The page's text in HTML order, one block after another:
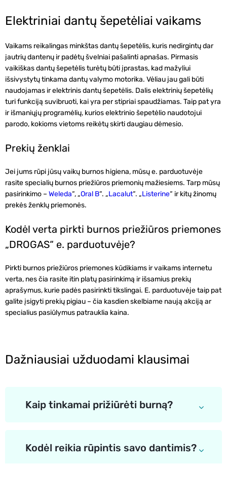
Elektriniai dantų šepetėliai vaikams
Vaikams reikalingas minkštas dantų šepetėlis, kuris nedirgintų dar
jautrių dantenų ir padėtų švelniai pašalinti apnašas. Pirmasis
vaikiškas dantų šepetėlis turėtų būti įprastas, kad mažyliui
išsivystytų tinkama dantų valymo motorika. Vėliau jau gali būti
naudojamas ir elektrinis dantų šepetėlis. Dalis elektrinių šepetėlių
turi funkciją suvibruoti, kai yra per stipriai spaudžiamas. Taip pat yra
ir išmaniųjų programėlių, kurios elektrinio šepetėlio naudotojui
parodo, kokioms vietoms reikėtų skirti daugiau dėmesio.
Prekių ženklai
Jei jums rūpi jūsų vaikų burnos higiena, mūsųe. parduotuvėje
rasite specialių burnos priežiūros priemonių mažiesiems. Tarp mūsų
pasirinkimo – Weleda“, „Oral B“. „Lacalut“. „Listerine“ ir kitų žinomų
prekės ženklų priemonės.
Kodėl verta pirkti burnos priežiūros priemones
„DROGAS“ e. parduotuvėje?
Pirkti burnos priežiūros priemones kūdikiams ir vaikams internetu
verta, nes čia rasite itin platų pasirinkimą ir išsamius prekių
aprašymus, kurie padės pasirinkti tikslingai. E. parduotuvėje taip pat
galite įsigyti prekių pigiau – čia kasdien skelbiame naują akciją ar
specialius pasiūlymus patrauklia kaina.
Dažniausiai užduodami klausimai
Kaip tinkamai prižiūrėti burną?
Kodėl reikia rūpintis savo dantimis?